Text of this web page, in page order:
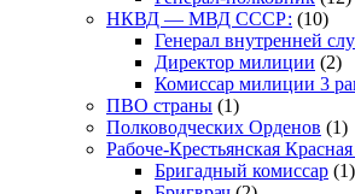
НКВД — МВД СССР: (10)
Генерал внутренней
Директор милиции (2)
Комиссар милиции 3
ПВО страны (1)
Полководческих Орденов (1)
Рабоче-Крестьянская
Бригадный комиссар (1)